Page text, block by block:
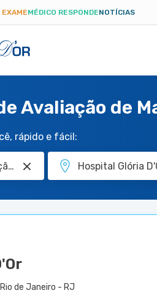
EXAMEMÉDICO RESPONDENOTÍCIAS
Avaliação de
rápido e fácil:
de Janeiro - RJ